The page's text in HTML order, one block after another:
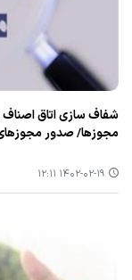
شفاف سازی اتاق
مجوزها/ صدور
۱۴۰۲-۰۲-۱۹ ۱۲:۱۱